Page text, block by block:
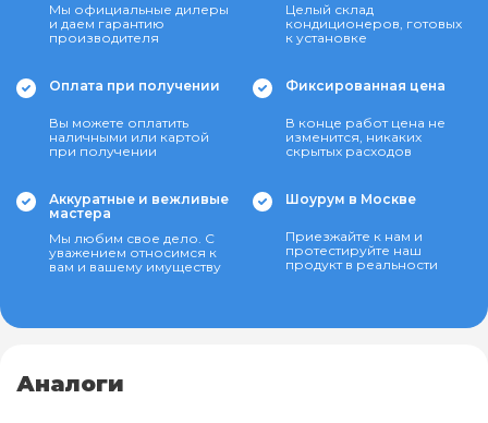
Мы официальные дилеры
и даем гарантию
производителя
Целый склад
кондиционеров, готовых
к установке
Оплата при получении
Вы можете оплатить
наличными или картой
при получении
Фиксированная цена
В конце работ цена не
изменится, никаких
скрытых расходов
Аккуратные и вежливые
мастера
Мы любим свое дело. С
уважением относимся к
вам и вашему имуществу
Шоурум в Москве
Приезжайте к нам и
протестируйте наш
продукт в реальности
Аналоги